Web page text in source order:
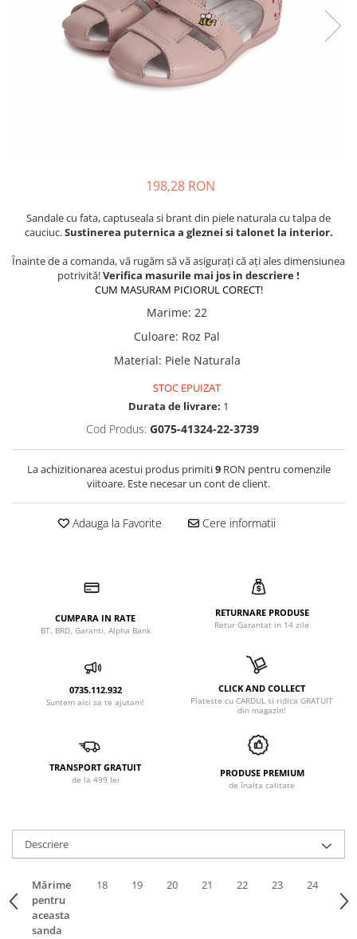
198,28 RON
Sandale cu fata, captuseala si brant din piele naturala cu talpa de
cauciuc.Sustinerea puternica a gleznei si talonet la interior.
Înainte de a comanda, vă rugăm să vă asigurați că ați ales dimensiunea
potrivită!Verifica masurile mai jos in descriere !
CUM MASURAM PICIORUL CORECT!
Marime: 22
Culoare: Roz Pal
Material: Piele Naturala
STOC EPUIZAT
Durata de livrare: 1
Cod Produs: G075-41324-22-3739
La achizitionarea acestui produs primiti9RON pentru comenzile
viitoare. Este necesar un cont de client.
Adauga la Favorite Cere informatii
CUMPARA IN RATE
BT, BRD, Garanti, Alpha Bank
RETURNARE PRODUSE
Retur Garantat in 14 zile
0735.112.932
Suntem aici sa te ajutam!
CLICK AND COLLECT
Plateste cu CARDUL si ridica GRATUIT
din magazin!
TRANSPORT GRATUIT
de la 499 lei
PRODUSE PREMIUM
de înalta calitate
Descriere
Mărime
pentru
aceasta
sanda
18 19 20 21 22 23 24